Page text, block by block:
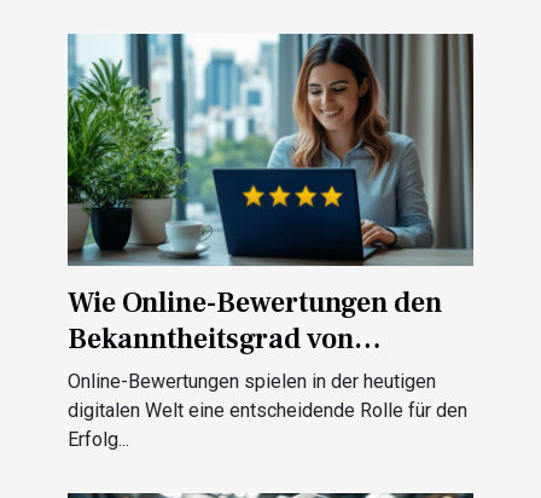
Wie Online-Bewertungen den
Bekanntheitsgrad von
Unternehmen verbessern
können
Online-Bewertungen spielen in der heutigen
digitalen Welt eine entscheidende Rolle für den
Erfolg...